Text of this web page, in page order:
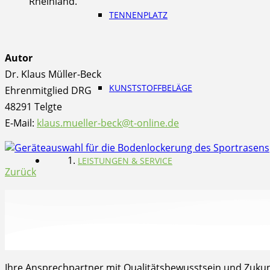
TENNENPLATZ
KUNSTSTOFFBELÄGE
LEISTUNGEN & SERVICE
Autor
Dr. Klaus Müller-Beck
Ehrenmitglied DRG
48291 Telgte
E-Mail: klaus.mueller-beck@t-online.de
Zurück